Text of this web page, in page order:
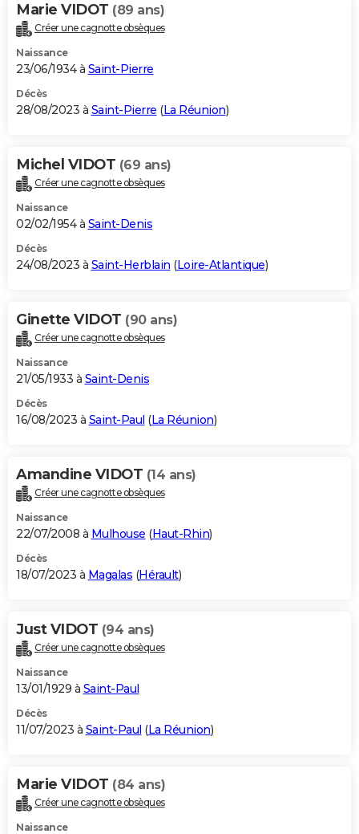
Marie VIDOT (89 ans)
Créer une cagnotte obsèques
Naissance
23/06/1934 à Saint-Pierre
Décès
28/08/2023 à Saint-Pierre (La Réunion)
Michel VIDOT (69 ans)
Créer une cagnotte obsèques
Naissance
02/02/1954 à Saint-Denis
Décès
24/08/2023 à Saint-Herblain (Loire-Atlantique)
Ginette VIDOT (90 ans)
Créer une cagnotte obsèques
Naissance
21/05/1933 à Saint-Denis
Décès
16/08/2023 à Saint-Paul (La Réunion)
Amandine VIDOT (14 ans)
Créer une cagnotte obsèques
Naissance
22/07/2008 à Mulhouse (Haut-Rhin)
Décès
18/07/2023 à Magalas (Hérault)
Just VIDOT (94 ans)
Créer une cagnotte obsèques
Naissance
13/01/1929 à Saint-Paul
Décès
11/07/2023 à Saint-Paul (La Réunion)
Marie VIDOT (84 ans)
Créer une cagnotte obsèques
Naissance